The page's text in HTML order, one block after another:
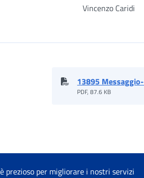
Vincenzo Caridi
13895
PDF, 87.6 KB
prezioso per migliorare i nostri servizi